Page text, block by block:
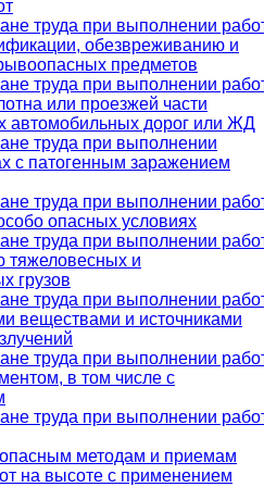
труда при выполнении
обезвреживанию и
предметов
труда при выполнении
или проезжей части
автомобильных дорог или ЖД
труда при выполнении
с патогенным заражением
труда при выполнении
опасных условиях
труда при выполнении
и
грузов
труда при выполнении
веществами и источниками
труда при выполнении
в том числе с
труда при выполнении
методам и приемам
на высоте с применением